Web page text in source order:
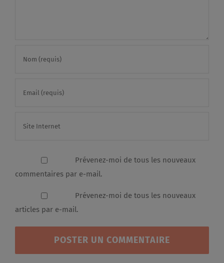
Prévenez-moi de tous les nouveaux
commentaires par e-mail.
Prévenez-moi de tous les nouveaux
articles par e-mail.